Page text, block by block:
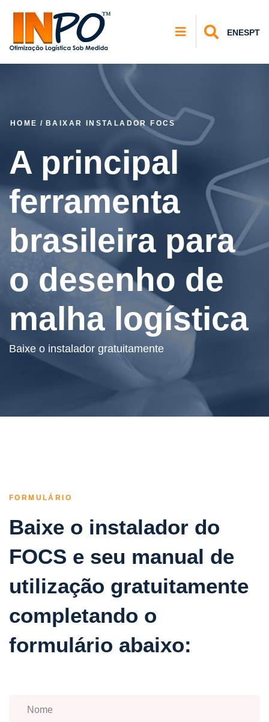
ENESPT
HOME / BAIXAR INSTALADOR FOCS
A principal
ferramenta
brasileira para
o desenho de
malha logística
Baixe o instalador gratuitamente
FORMULÁRIO
Baixe o instalador do
FOCS e seu manual de
utilização gratuitamente
completando o
formulário abaixo: